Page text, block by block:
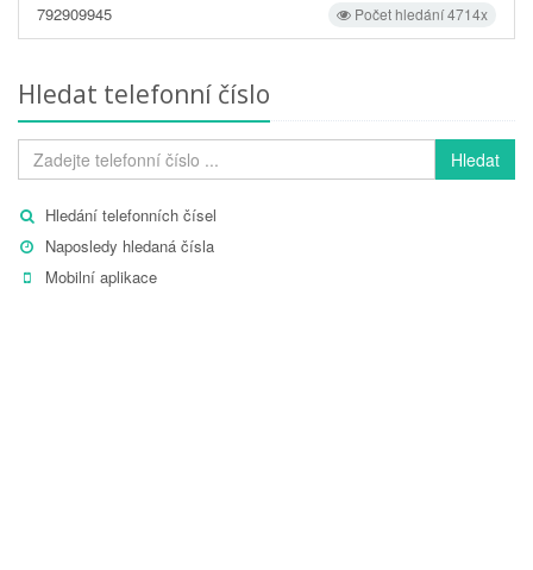
Počet hledání 4714x
792909945
Hledat telefonní číslo
Hledat
Hledání telefonních čísel
Naposledy hledaná čísla
Mobilní aplikace